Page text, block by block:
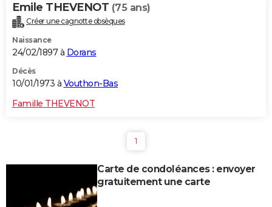
Emile THEVENOT (75 ans)
Créer une cagnotte obsèques
Naissance
24/02/1897 à Dorans
Décès
10/01/1973 à Vouthon-Bas
Famille THEVENOT
1
Carte de condoléances : envoyer
gratuitement une carte